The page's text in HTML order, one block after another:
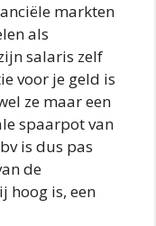
markten
als
salaris zelf
voor je geld is
ze maar een
spaarpot van
is dus pas
de
hoog is, een